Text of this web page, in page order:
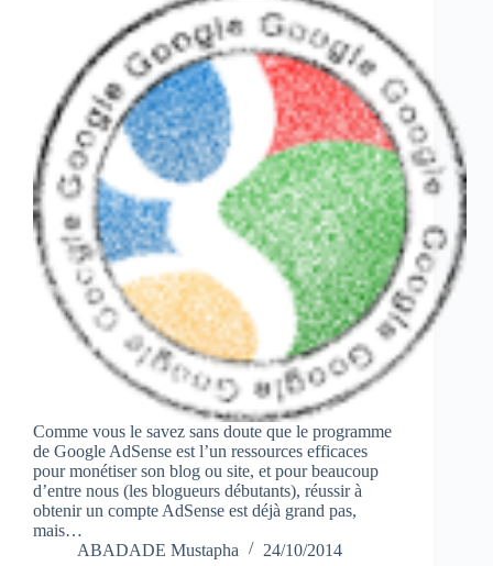
Comme vous le savez sans doute que le programme
de Google AdSense est l’un ressources efficaces
pour monétiser son blog ou site, et pour beaucoup
d’entre nous (les blogueurs débutants), réussir à
obtenir un compte AdSense est déjà grand pas,
mais…
ABADADE Mustapha
24/10/2014